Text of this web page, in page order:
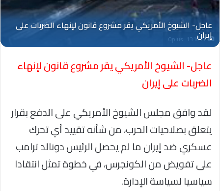
Oplus_131072
عاجل- الشيوخ الأمريكي يقر مشروع قانون لإنهاء
الضربات على إيران
لقد وافق مجلس الشيوخ الأمريكي على الدفع بقرار
يتعلق بصلاحيات الحرب، من شأنه تقييد أي تحرك
عسكري ضد إيران ما لم يحصل الرئيس دونالد ترامب
على تفويض من الكونجرس، في خطوة تمثل انتقادا
سياسيا لسياسة الإدارة.